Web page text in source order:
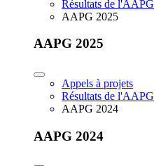
Résultats de l'AAPG
AAPG 2025
AAPG 2025
Appels à projets
Résultats de l'AAPG
AAPG 2024
AAPG 2024